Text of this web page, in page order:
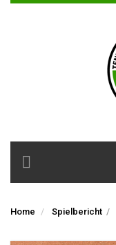
Toggle
navigation
Home Spielbericht /